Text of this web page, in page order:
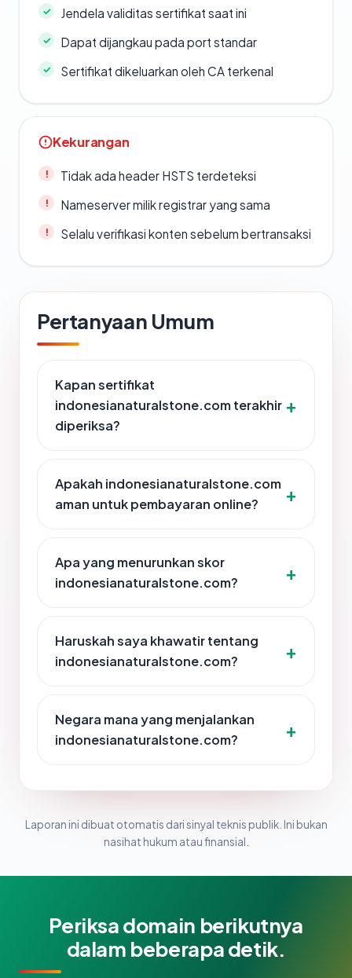
Jendela validitas sertifikat saat ini
Dapat dijangkau pada port standar
Sertifikat dikeluarkan oleh CA terkenal
Kekurangan
Tidak ada header HSTS terdeteksi
Nameserver milik registrar yang sama
Selalu verifikasi konten sebelum bertransaksi
Pertanyaan Umum
Kapan sertifikat
indonesianaturalstone.com terakhir
diperiksa?
Apakah indonesianaturalstone.com
aman untuk pembayaran online?
Apa yang menurunkan skor
indonesianaturalstone.com?
Haruskah saya khawatir tentang
indonesianaturalstone.com?
Negara mana yang menjalankan
indonesianaturalstone.com?
Laporan ini dibuat otomatis dari sinyal teknis publik. Ini bukan
nasihat hukum atau finansial.
Periksa domain berikutnya
dalam beberapa detik.